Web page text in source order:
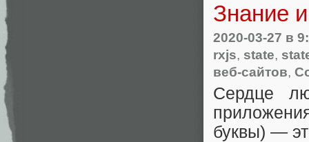
Знание
2020-03-27 в
rxjs, state,
веб-сайтов,
Сердце
буквы) —